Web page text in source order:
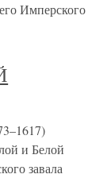
Имперского
и Белой
завала